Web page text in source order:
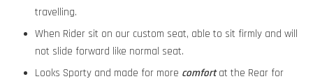
travelling.
When Rider sit on our custom seat, able to sit firmly and will
not slide forward like normal seat.
Looks Sporty and made for more comfort at the Rear for